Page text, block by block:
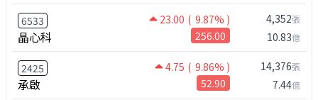
6533 23.00 ( 9.87% )
晶心科 256.00
4,352張
10.83億
2425 4.75 ( 9.86% )
承啟 52.90
14,376張
7.44億